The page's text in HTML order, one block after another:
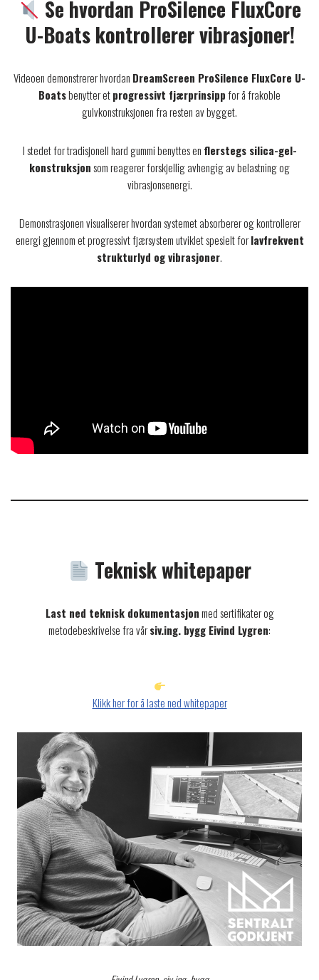
Se hvordan ProSilence FluxCore
U-Boats kontrollerer vibrasjoner!
Videoen demonstrerer hvordan DreamScreen ProSilence FluxCore U-
Boatsbenytter etprogressivt fjærprinsippfor å frakoble
gulvkonstruksjonen fra resten av bygget.
I stedet for tradisjonell hard gummi benyttes en flerstegs silica-gel-
konstruksjonsom reagerer forskjellig avhengig av belastning og
vibrasjonsenergi.
Demonstrasjonen visualiserer hvordan systemet absorberer og kontrollerer
energi gjennom et progressivt fjærsystem utviklet spesielt forlavfrekvent
strukturlyd og vibrasjoner.
Teknisk whitepaper
Last ned teknisk dokumentasjonmed sertifikater og
metodebeskrivelse fra vårsiv.ing. bygg Eivind Lygren:
Klikk her for å laste ned whitepaper